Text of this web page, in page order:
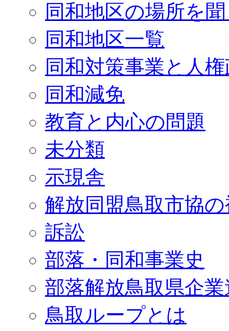
同和地区の場所を
同和地区一覧
同和対策事業と人
同和減免
教育と内心の問題
未分類
示現舎
解放同盟鳥取市協
訴訟
部落・同和事業史
部落解放鳥取県企
鳥取ループとは